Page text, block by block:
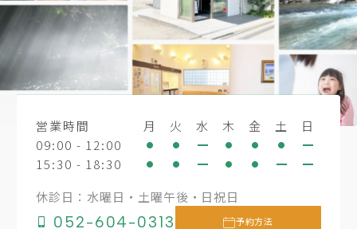
営業時間 月 火 水 木 金 土
日
09:00 - 12:00
15:30 - 18:30
休診日：水曜日・土曜午後・日祝日
052-604-0313 予約方法